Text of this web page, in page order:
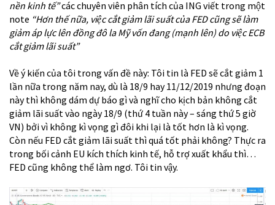
nền kinh tế”các chuyên viên phân tích của ING viết trong một
note “Hơn thế nữa, việc cắt giảm lãi suất của FED cũng sẽ làm
giảm áp lực lên đồng đô la Mỹ vốn đang (mạnh lên) do việc ECB
cắt giảm lãi suất”
Về ý kiến của tôi trong vấn đề này: Tôi tin là FED sẽ cắt giảm 1
lần nữa trong năm nay, dù là 18/9 hay 11/12/2019 nhưng đoạn
này thì không dám dự báo gì và nghĩ cho kịch bản không cắt
giảm lãi suất vào ngày 18/9 (thứ 4 tuần này – sáng thứ 5 giờ
VN) bởi vì không kì vọng gì đôi khi lại là tốt hơn là kì vọng.
Còn nếu FED cắt giảm lãi suất thì quá tốt phải không? Thực ra
trong bối cảnh EU kích thích kinh tế, hỗ trợ xuất khẩu thì…
FED cũng không thể làm ngơ. Tôi tin vậy.